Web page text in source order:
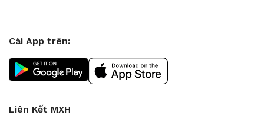
Cài App trên:
Liên Kết MXH